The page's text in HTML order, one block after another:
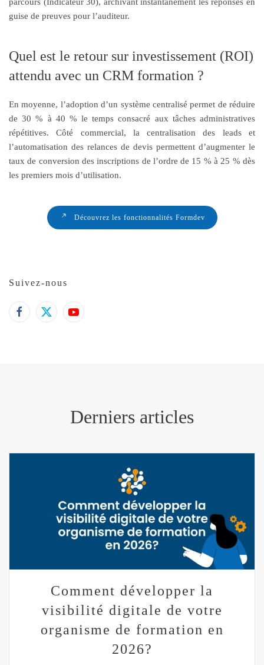
Suivez-nous
guise de preuves pour l’auditeur.
Quel est le retour sur investissement (ROI)
attendu avec un CRM formation ?
En moyenne, l’adoption d’un système centralisé permet de réduire
de 30 % à 40 % le temps consacré aux tâches administratives
répétitives. Côté commercial, la centralisation des leads et
l’automatisation des relances de devis permettent d’augmenter le
taux de conversion des inscriptions de l’ordre de 15 % à 25 % dès
les premiers mois d’utilisation.
Découvrez les fonctionnalités Formdev
Derniers articles
Comment développer la
visibilité digitale de votre
organisme de formation en
2026?